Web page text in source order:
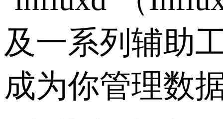
及一系列辅助
成为你管理数